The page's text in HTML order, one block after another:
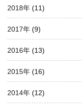
2018年 (11)
2017年 (9)
2016年 (13)
2015年 (16)
2014年 (12)